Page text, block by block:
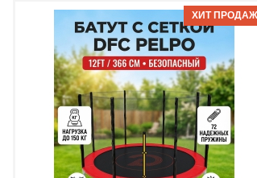
Макс. нагрузка: 50 кг
Максимальный вес пользователя: 50 кг
Размер, футы: 6
Доставка:БЕСПЛАТНО, 2-3 дня